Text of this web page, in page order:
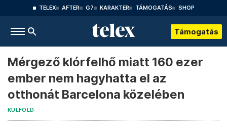
TELEX AFTER G7 KARAKTER TÁMOGATÁS SHOP
Támogatás
Mérgező klórfelhő miatt 160 ezer
ember nem hagyhatta el az
otthonát Barcelona közelében
KÜLFÖLD